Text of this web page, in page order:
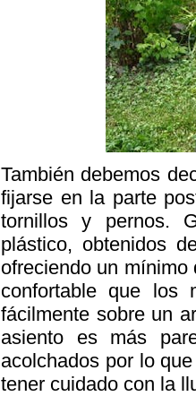
También debemos
fijarse en la parte
tornillos y pernos.
plástico, obtenidos
ofreciendo un
confortable que los
fácilmente sobre un
asiento es más
acolchados por lo
tener cuidado con la